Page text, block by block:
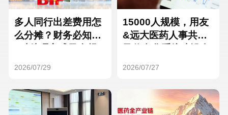
Hungary Mexico
Hong Kong Macau
多人同行出差费用怎
么分摊？财务必知的
2026/07/29
15000人规模，用友
&远大医药人事共享
2026/07/27